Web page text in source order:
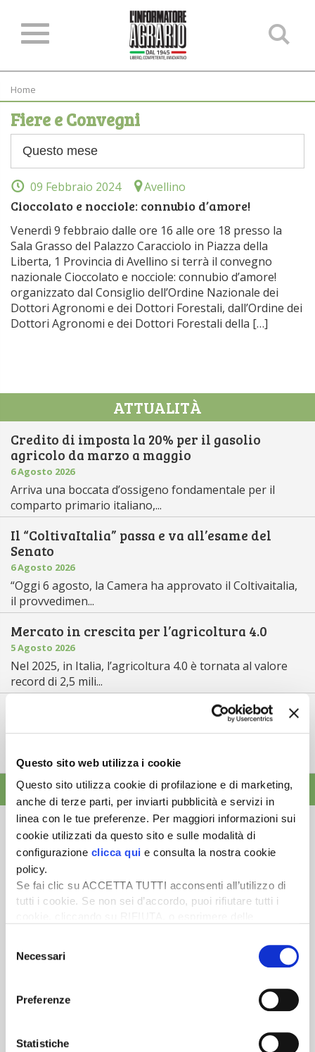
Questo sito web utilizza i cookie
Questo sito utilizza cookie di profilazione e di marketing,
anche di terze parti, per inviarti pubblicità e servizi in
linea con le tue preferenze. Per maggiori informazioni sui
cookie utilizzati da questo sito e sulle modalità di
configurazione clicca qui e consulta la nostra cookie
policy.
Se fai clic su ACCETTA TUTTI acconsenti all’utilizzo di
tutti i cookie. Se non sei d’accordo, puoi rifiutare tutti i
desideri accettare e cliccando ACCETTA SELEZIONATI.
delNecessari
Preferenze
Statistiche
Home
Fiere e Convegni
09 Febbraio 2024 Avellino
Cioccolato e nocciole: connubio d’amore!
Venerdì 9 febbraio dalle ore 16 alle ore 18 presso la
Sala Grasso del Palazzo Caracciolo in Piazza della
Liberta, 1 Provincia di Avellino si terrà il convegno
nazionale Cioccolato e nocciole: connubio d’amore!
organizzato dal Consiglio dell’Ordine Nazionale dei
Dottori Agronomi e dei Dottori Forestali, dall’Ordine dei
Dottori Agronomi e dei Dottori Forestali della […]
ATTUALITÀ
Credito di imposta la 20% per il gasolio
agricolo da marzo a maggio
6 Agosto 2026
Arriva una boccata d’ossigeno fondamentale per il
comparto primario italiano,...
Il “ColtivaItalia” passa e va all’esame del
Senato
6 Agosto 2026
“Oggi 6 agosto, la Camera ha approvato il Coltivaitalia,
il provvedimen...
Mercato in crescita per l’agricoltura 4.0
5 Agosto 2026
Nel 2025, in Italia, l’agricoltura 4.0 è tornata al valore
record di 2,5 mili...
Saldi Pac: ogni anno entro fine gennaio
tempistica predefinita e r...
ALTRE NEWS
Newsletter
Scopri un servizio d'informazione di alta qualità. Tagliato sulle tue